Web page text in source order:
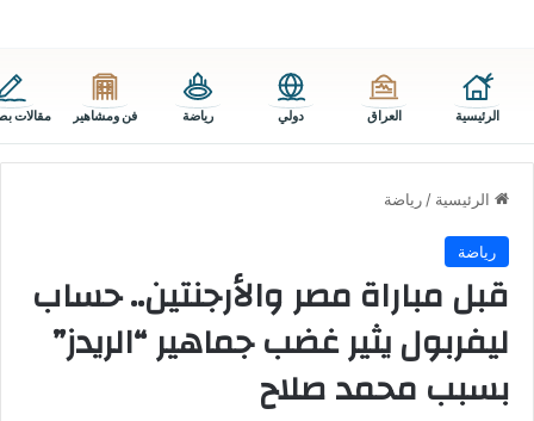
الرئيسية العراق دولي رياضة فن ومشاهير مقالات
الرئيسية / رياضة
رياضة
قبل مباراة مصر والأرجنتين.. حساب
ليفربول يثير غضب جماهير “الريدز”
بسبب محمد صلاح